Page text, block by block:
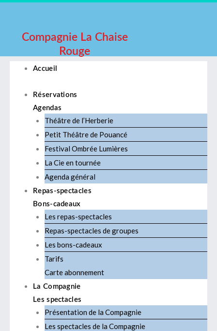
contenuCompagnie La Chaise
Rouge
Accueil
Réservations
Agendas
Théâtre de l’Herberie
Petit Théâtre de Pouancé
Festival Ombrée Lumières
La Cie en tournée
Agenda général
Repas-spectacles
Bons-cadeaux
Les repas-spectacles
Repas-spectacles de groupes
Les bons-cadeaux
Tarifs
Carte abonnement
La Compagnie
Les spectacles
Présentation de la Compagnie
Les spectacles de la Compagnie